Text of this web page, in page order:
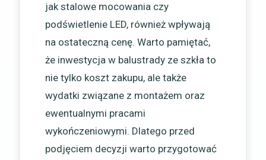
jak stalowe mocowania czy
podświetlenie LED, również wpływają
na ostateczną cenę. Warto pamiętać,
że inwestycja w balustrady ze szkła to
nie tylko koszt zakupu, ale także
wydatki związane z montażem oraz
ewentualnymi pracami
wykończeniowymi. Dlatego przed
podjęciem decyzji warto przygotować